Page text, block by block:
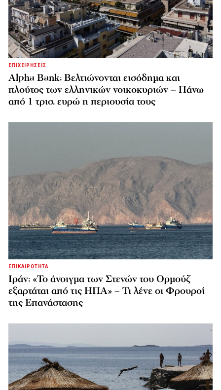
ΕΠΙΧΕΙΡΗΣΕΙΣ
Alpha Bank: Βελτιώνονται εισόδημα και
πλούτος των ελληνικών νοικοκυριών – Πάνω
από 1 τρισ. ευρώ η περιουσία τους
ΕΠΙΚΑΙΡΟΤΗΤΑ
Ιράν: «Το άνοιγμα των Στενών του Ορμούζ
εξαρτάται από τις ΗΠΑ» – Τι λένε οι Φρουροί
της Επανάστασης